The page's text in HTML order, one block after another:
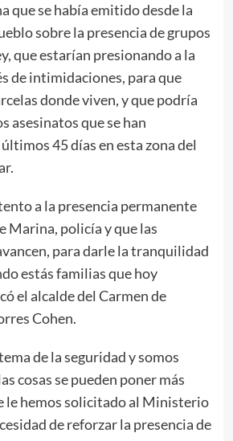
que se había emitido desde la
sobre la presencia de grupos
que estarían presionando a la
de intimidaciones, para que
donde viven, y que podría
asesinatos que se han
45 días en esta zona del
a la presencia permanente
Marina, policía y que las
para darle la tranquilidad
estás familias que hoy
el alcalde del Carmen de
Cohen.
de la seguridad y somos
cosas se pueden poner más
le hemos solicitado al Ministerio
de reforzar la presencia de